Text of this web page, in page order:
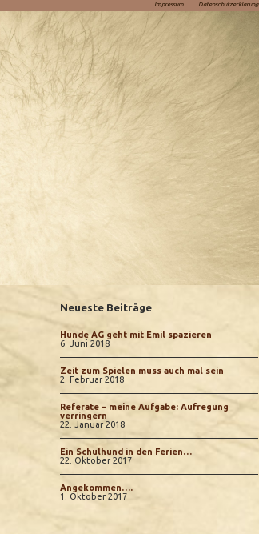
Impressum Datenschutzerklärung
Neueste Beiträge
Hunde AG geht mit Emil spazieren
6. Juni 2018
Zeit zum Spielen muss auch mal sein
2. Februar 2018
Referate – meine Aufgabe: Aufregung
verringern
22. Januar 2018
Ein Schulhund in den Ferien…
22. Oktober 2017
Angekommen….
1. Oktober 2017